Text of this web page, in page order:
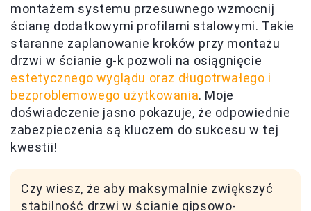
montażem systemu przesuwnego wzmocnij
ścianę dodatkowymi profilami stalowymi. Takie
staranne zaplanowanie kroków przy montażu
drzwi w ścianie g-k pozwoli na osiągnięcie
estetycznego wyglądu oraz długotrwałego i
bezproblemowego użytkowania. Moje
doświadczenie jasno pokazuje, że odpowiednie
zabezpieczenia są kluczem do sukcesu w tej
kwestii!
Czy wiesz, że aby maksymalnie zwiększyć
stabilność drzwi w ścianie gipsowo-